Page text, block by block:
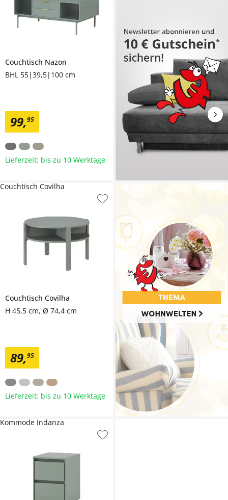
Couchtisch Nazon
BHL 55|39,5|100 cm
99,95
Lieferzeit: bis zu 10 Werktage
Couchtisch Covilha
H 45,5 cm, Ø 74,4 cm
89,95
Couchtisch Covilha
Lieferzeit: bis zu 10 Werktage
Kommode Indanza